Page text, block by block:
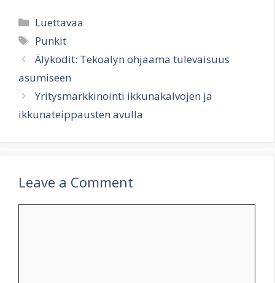
Categories
Luettavaa
Tags
Punkit
Älykodit: Tekoälyn ohjaama tulevaisuus
asumiseen
Yritysmarkkinointi ikkunakalvojen ja
ikkunateippausten avulla
Leave a Comment